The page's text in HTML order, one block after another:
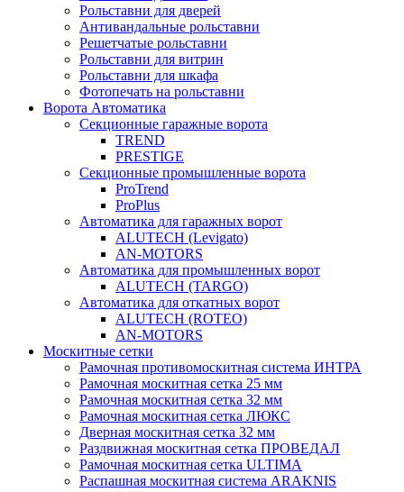
Рольставни для дверей
Антивандальные рольставни
Решетчатые рольставни
Рольставни для витрин
Рольставни для шкафа
Фотопечать на рольставни
Ворота Автоматика
Секционные гаражные ворота
TREND
PRESTIGE
Секционные промышленные ворота
ProTrend
ProPlus
Автоматика для гаражных ворот
ALUTECH (Levigato)
AN-MOTORS
Автоматика для промышленных ворот
ALUTECH (TARGO)
Автоматика для откатных ворот
ALUTECH (ROTEO)
AN-MOTORS
Москитные сетки
Рамочная противомоскитная система ИНТРА
Рамочная москитная сетка 25 мм
Рамочная москитная сетка 32 мм
Рамочная москитная сетка ЛЮКС
Дверная москитная сетка 32 мм
Раздвижная москитная сетка ПРОВЕДАЛ
Рамочная москитная сетка ULTIMA
Распашная москитная система ARAKNIS